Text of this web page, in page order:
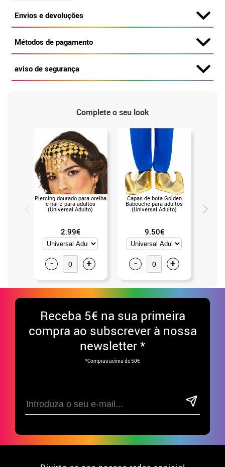
Envios e devoluções
Métodos de pagamento
aviso de segurança
Complete o seu look
Piercing dourado para orelha
e nariz para adultos
(Universal Adulto)
2.99€
- +
Capas de bota Golden
Babouche para adultos
(Universal Adulto)
9.50€
- +
Receba 5€ na sua primeira
compra ao subscrever à nossa
newsletter *
*Compras acima de 50€